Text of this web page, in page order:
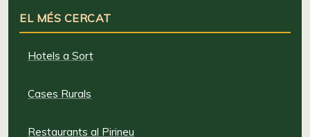
EL MÉS CERCAT
Hotels a Sort
Cases Rurals
Restaurants al Pirineu